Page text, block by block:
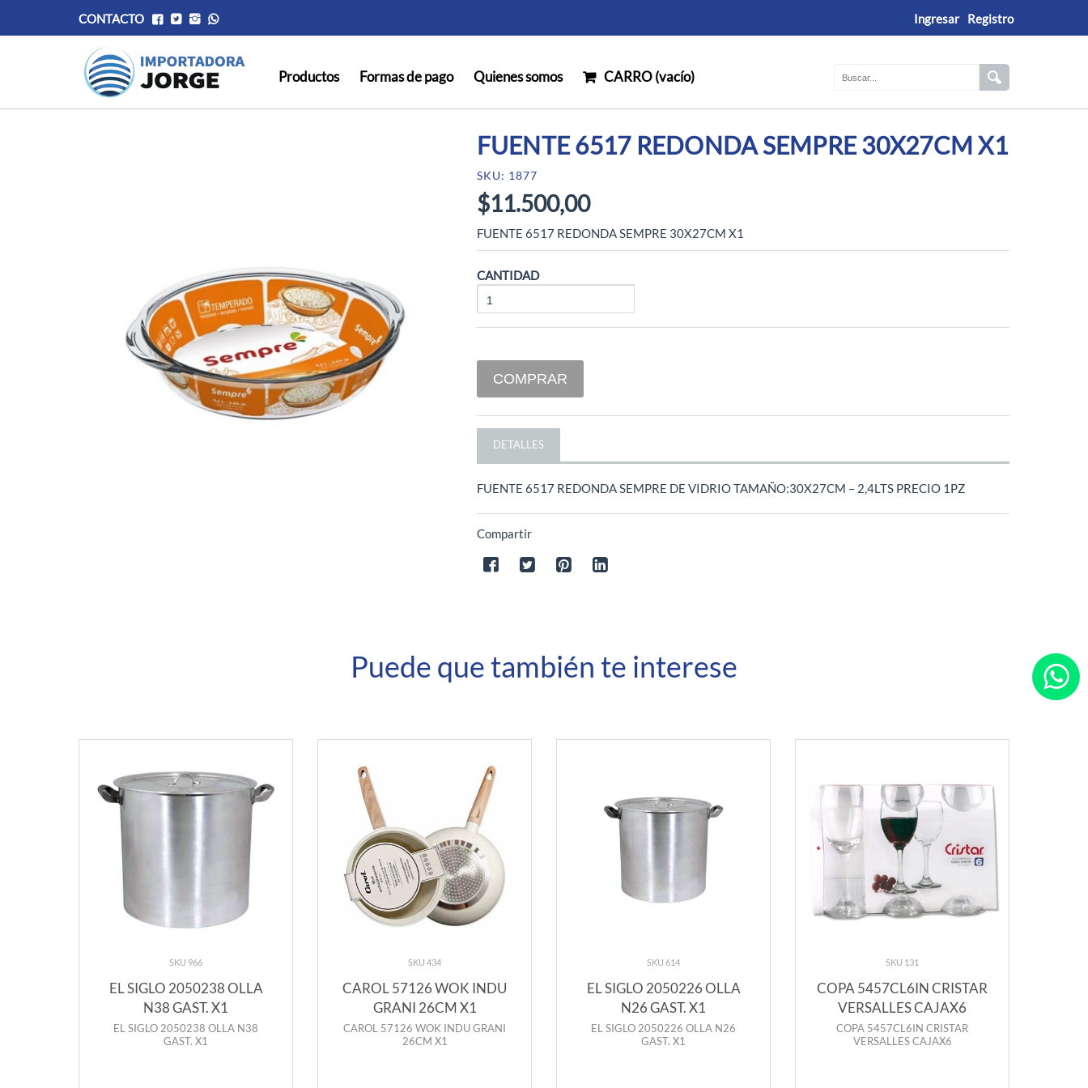
CONTACTO Ingresar Registro
Productos Formas de pago Quienes somos CARRO (vacío)
FUENTE 6517 REDONDA SEMPRE 30X27CM X1
SKU: 1877
$11.500,00
FUENTE 6517 REDONDA SEMPRE 30X27CM X1
CANTIDAD
COMPRAR
DETALLES
FUENTE 6517 REDONDA SEMPRE DE VIDRIO TAMAÑO:30X27CM – 2,4LTS PRECIO 1PZ
Compartir
Puede que también te interese
SKU 966
EL SIGLO 2050238 OLLA
N38 GAST. X1
EL SIGLO 2050238 OLLA N38
GAST. X1
SKU 434
CAROL 57126 WOK INDU
GRANI 26CM X1
CAROL 57126 WOK INDU GRANI
26CM X1
SKU 614
EL SIGLO 2050226 OLLA
N26 GAST. X1
EL SIGLO 2050226 OLLA N26
GAST. X1
SKU 131
COPA 5457CL6IN CRISTAR
VERSALLES CAJAX6
COPA 5457CL6IN CRISTAR
VERSALLES CAJAX6